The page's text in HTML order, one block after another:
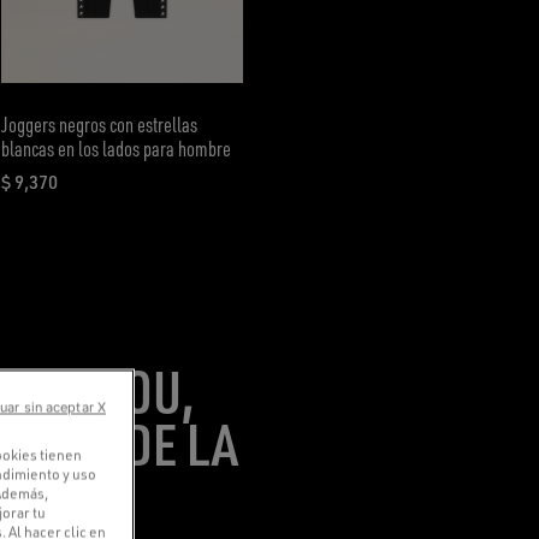
Joggers negros con estrellas
blancas en los lados para hombre
$ 9,370
precio actual $ 9,370
Y ZIZOU,
DE LA
tienen
y uso
tu
Al hacer clic en
sin aceptar X